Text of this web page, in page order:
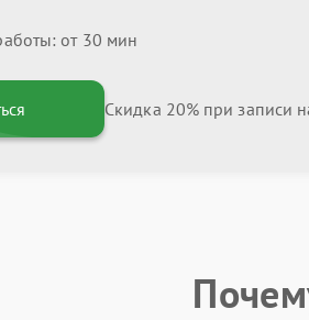
от 30 мин
Скидка 20% при записи